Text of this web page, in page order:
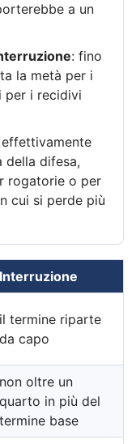
a un
: fino
la metà per i
per i recidivi
effettivamente
della difesa,
rogatorie o per
cui si perde più
Interruzione
il termine riparte
da capo
non oltre un
quarto in più del
termine base